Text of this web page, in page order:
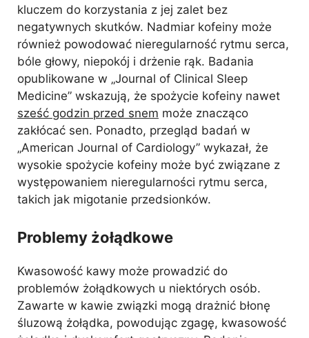
kluczem do korzystania z jej zalet bez
negatywnych skutków. Nadmiar kofeiny może
również powodować nieregularność rytmu serca,
bóle głowy, niepokój i drżenie rąk. Badania
opublikowane w „Journal of Clinical Sleep
Medicine” wskazują, że spożycie kofeiny nawet
sześć godzin przed snem może znacząco
zakłócać sen. Ponadto, przegląd badań w
„American Journal of Cardiology” wykazał, że
wysokie spożycie kofeiny może być związane z
występowaniem nieregularności rytmu serca,
takich jak migotanie przedsionków.
Problemy żołądkowe
Kwasowość kawy może prowadzić do
problemów żołądkowych u niektórych osób.
Zawarte w kawie związki mogą drażnić błonę
śluzową żołądka, powodując zgagę, kwasowość